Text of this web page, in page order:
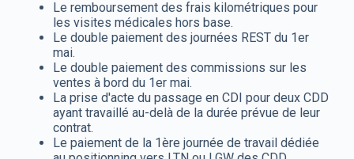
Le remboursement des frais kilométriques pour
les visites médicales hors base.
Le double paiement des journées REST du 1er
mai.
Le double paiement des commissions sur les
ventes à bord du 1er mai.
La prise d'acte du passage en CDI pour deux CDD
ayant travaillé au-delà de la durée prévue de leur
contrat.
Le paiement de la 1ère journée de travail dédiée